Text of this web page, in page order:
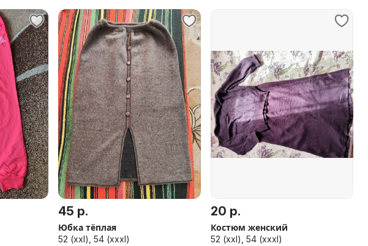
45 р.
Юбка тёплая
52 (xxl), 54 (xxxl)
20 р.
Костюм женский
52 (xxl), 54 (xxxl)